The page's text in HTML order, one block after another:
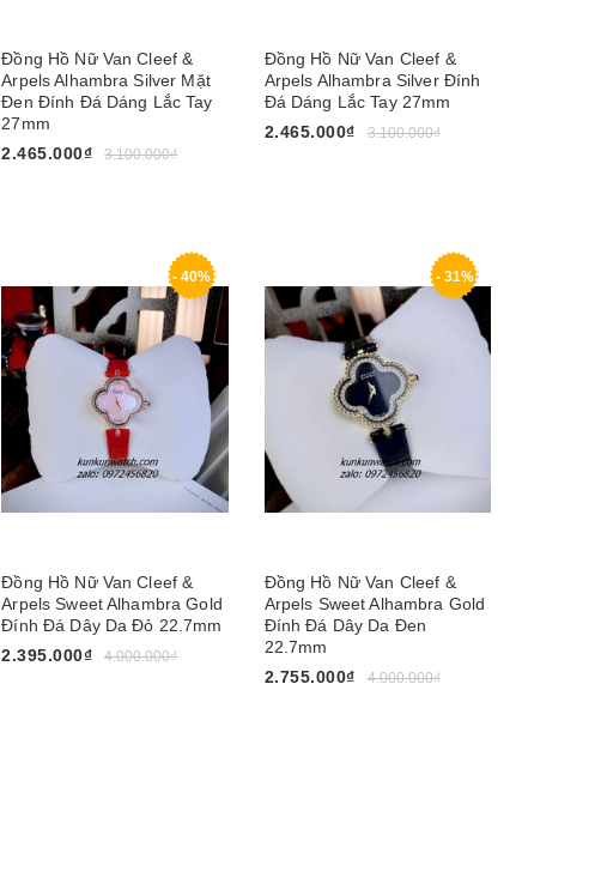
Đồng Hồ Nữ Van Cleef &
Arpels Alhambra Silver Mặt
Đen Đính Đá Dáng Lắc Tay
27mm
2.465.000₫
3.100.000₫
Đồng Hồ Nữ Van Cleef &
Arpels Alhambra Silver Đính
Đá Dáng Lắc Tay 27mm
2.465.000₫
3.100.000₫
- 40%
Đồng Hồ Nữ Van Cleef &
Arpels Sweet Alhambra Gold
Đính Đá Dây Da Đỏ 22.7mm
2.395.000₫
4.000.000₫
- 31%
Đồng Hồ Nữ Van Cleef &
Arpels Sweet Alhambra Gold
Đính Đá Dây Da Đen
22.7mm
2.755.000₫
4.000.000₫